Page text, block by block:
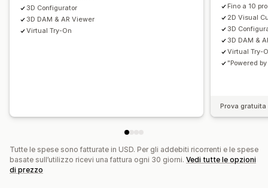
Scorte
Gestione degli SKU
3D Configurator
3D DAM & AR Viewer
Virtual Try-On
Fino a 10
2D Visual
3D
3D DAM &
Virtual Try-
"Powered
Prova
Tutte le spese sono fatturate in USD. Per gli addebiti ricorrenti e le spese
basate sull’utilizzo ricevi una fattura ogni 30 giorni. Vedi tutte le opzioni
di prezzo